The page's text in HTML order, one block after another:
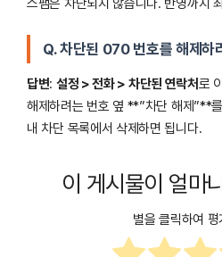
스팸은 차단되지 않습니다. 반영까지
Q. 차단된 070 번호를 해제하
답변: 설정 > 전화 > 차단된 연락처 로
해제하려는 번호 옆 **”차단 해제”**
내 차단 목록에서 삭제하면 됩니다.
이 게시물이 얼마
별을 클릭하여 평